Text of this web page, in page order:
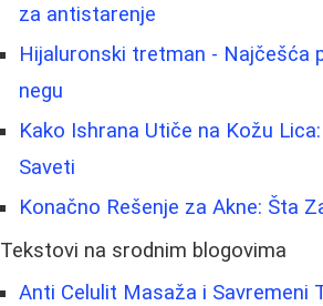
za antistarenje
Hijaluronski tretman - Najčešća
negu
Kako Ishrana Utiče na Kožu
Saveti
Konačno Rešenje za Akne: Šta
Tekstovi na srodnim blogovima
Anti Celulit Masaža i Savremeni